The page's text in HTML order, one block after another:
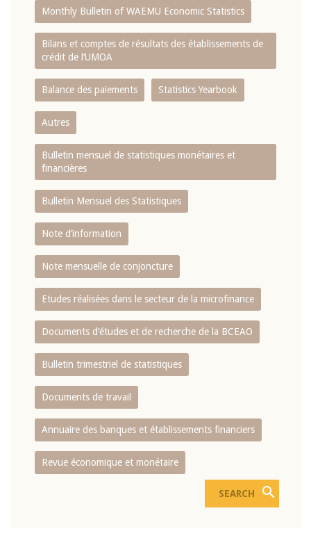
Monthly Bulletin of WAEMU Economic Statistics
Bilans et comptes de résultats des établissements de
crédit de l‘UMOA
Balance des paiements Statistics Yearbook
Autres
Bulletin mensuel de statistiques monétaires et
financières
Bulletin Mensuel des Statistiques
Note d’information
Note mensuelle de conjoncture
Etudes réalisées dans le secteur de la microfinance
Documents d’études et de recherche de la BCEAO
Bulletin trimestriel de statistiques
Documents de travail
Annuaire des banques et établissements financiers
Revue économique et monétaire